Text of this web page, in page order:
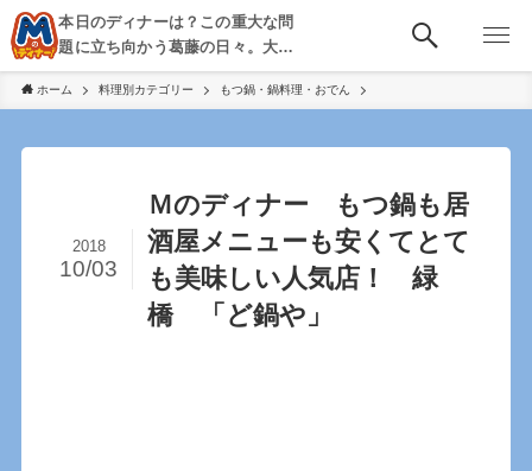
本日のディナーは？この重大な問
題に立ち向かう葛藤の日々。大
阪・京都・神戸を中心とした食べ
歩き、飲み歩きを綴る。
ホーム 料理別カテゴリー もつ鍋・鍋料理・おでん
Ｍのディナー もつ鍋も居
酒屋メニューも安くてとて
も美味しい人気店！ 緑
橋 「ど鍋や」
2018
10/03